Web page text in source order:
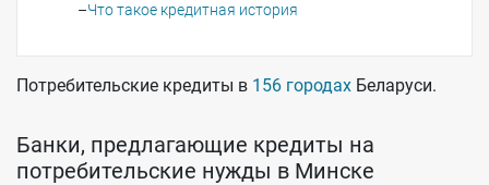
Что такое кредитная история
Потребительские кредиты в 156 городах Беларуси.
Банки, предлагающие кредиты на
потребительские нужды в Минске